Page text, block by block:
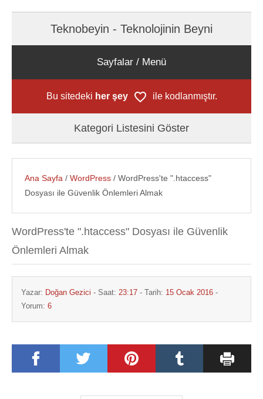
Teknobeyin - Teknolojinin Beyni
Sayfalar / Menü
Bu sitedeki her şey ile kodlanmıştır.
Kategori Listesini Göster
Ana Sayfa /WordPress / WordPress'te ".htaccess"
Dosyası ile Güvenlik Önlemleri Almak
WordPress'te ".htaccess" Dosyası ile Güvenlik
Önlemleri Almak
Yazar: Doğan Gezici - Saat: 23:17 - Tarih: 15 Ocak 2016 -
Yorum: 6